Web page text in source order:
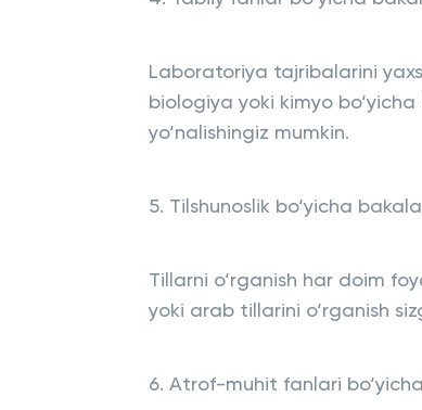
Laboratoriya tajribalarini
biologiya yoki kimyo
yo‘nalishingiz mumkin.
5. Tilshunoslik bo‘yicha
Tillarni o‘rganish har doim
yoki arab tillarini o‘rganish
6. Atrof-muhit fanlari